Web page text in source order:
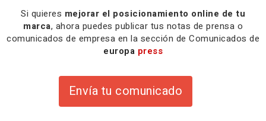
Si quieres mejorar el posicionamiento online de tu
marca, ahora puedes publicar tus notas de prensa o
comunicados de empresa en la sección de Comunicados de
europa press
Envía tu comunicado